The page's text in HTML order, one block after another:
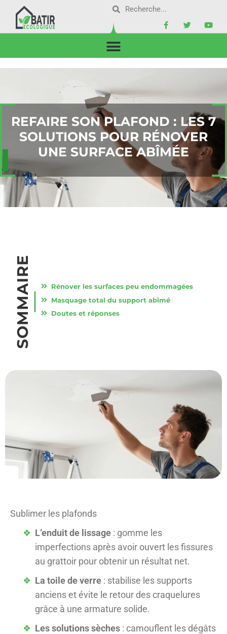
REFAIRE SON PLAFOND : LES 7
SOLUTIONS POUR RÉNOVER
UNE SURFACE ABÎMÉE
SOMMAIRE
Rénover les surfaces peu endommagées
Masquage total du support abîmé
Doutes et réponses
Sublimer les plafonds
L’enduit de lissage : gomme les
imperfections après avoir ouvert les fissures
au grattoir pour obtenir un résultat net.
La toile de verre : stabilise les supports
anciens et évite le retour des craquelures
grâce à une armature solide.
Les solutions sèches : camouflent les dégâts